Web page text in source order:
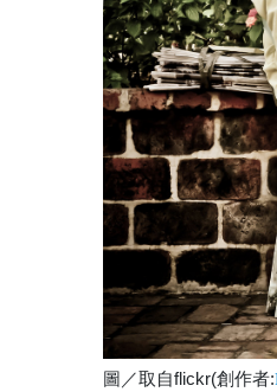
圖／取自flickr(創作者: